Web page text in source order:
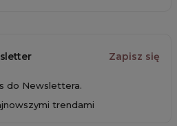
Zapisz się
do Newslettera.
trendami